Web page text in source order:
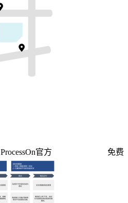
ProcessOn官方
免费